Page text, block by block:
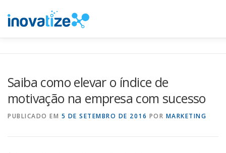
para
Saiba como elevar o índice de
motivação na empresa com sucesso
PUBLICADO EM 5 DE SETEMBRO DE 2016 POR MARKETING